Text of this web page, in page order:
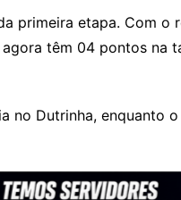
er
a
g
k.
c
m
e
o
M
l
primeira etapa. Com o
têm 04 pontos na
no Dutrinha, enquanto